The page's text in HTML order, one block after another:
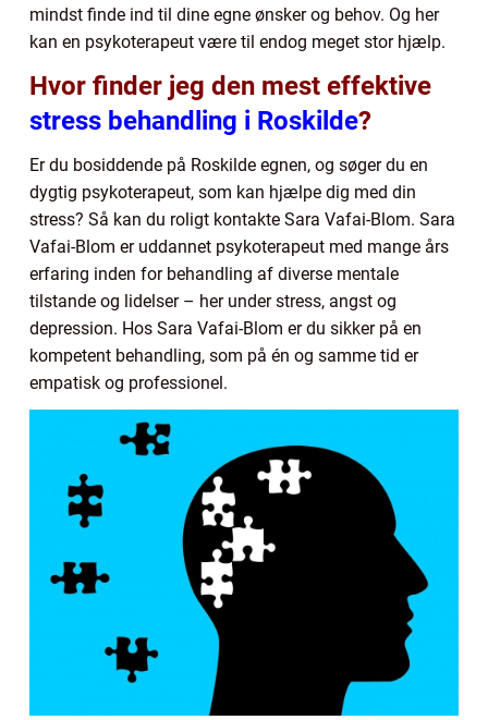
mindst finde ind til dine egne ønsker og behov. Og her
kan en psykoterapeut være til endog meget stor hjælp.
Hvor finder jeg den mest effektive
stress behandling i Roskilde?
Er du bosiddende på Roskilde egnen, og søger du en
dygtig psykoterapeut, som kan hjælpe dig med din
stress? Så kan du roligt kontakte Sara Vafai-Blom. Sara
Vafai-Blom er uddannet psykoterapeut med mange års
erfaring inden for behandling af diverse mentale
tilstande og lidelser – her under stress, angst og
depression. Hos Sara Vafai-Blom er du sikker på en
kompetent behandling, som på én og samme tid er
empatisk og professionel.